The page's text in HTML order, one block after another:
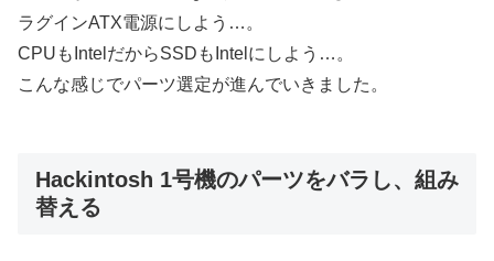
ラグインATX電源にしよう…。
CPUもIntelだからSSDもIntelにしよう…。
こんな感じでパーツ選定が進んでいきました。
Hackintosh 1号機のパーツをバラし、組み
替える